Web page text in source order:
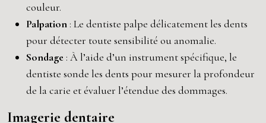
couleur.
Palpation : Le dentiste palpe délicatement les dents
pour détecter toute sensibilité ou anomalie.
Sondage : À l’aide d’un instrument spécifique, le
dentiste sonde les dents pour mesurer la profondeur
de la carie et évaluer l’étendue des dommages.
Imagerie dentaire